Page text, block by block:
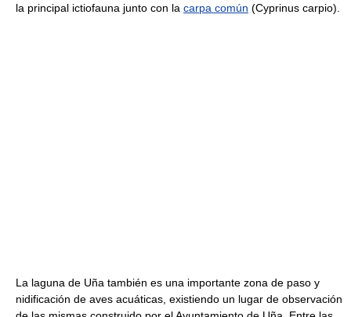
la principal ictiofauna junto con la carpa común (Cyprinus carpio).
La laguna de Uña también es una importante zona de paso y
nidificación de aves acuáticas, existiendo un lugar de observación